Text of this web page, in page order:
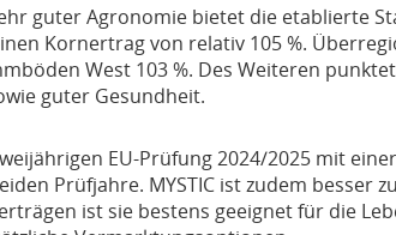
guter Agronomie bietet die etablierte
Kornertrag von relativ 105 %.
West 103 %. Des Weiteren
guter Gesundheit.
EU-Prüfung 2024/2025 mit
Prüfjahre. MYSTIC ist zudem besser
ist sie bestens geeignet für die